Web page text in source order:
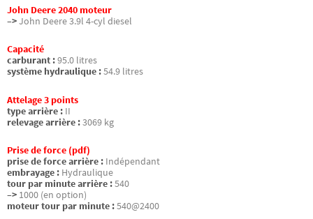
John Deere 2040 moteur
–>John Deere 3.9l 4-cyl diesel
Capacité
carburant :95.0 litres
système hydraulique :54.9 litres
Attelage 3 points
type arrière : II
relevage arrière :3069 kg
Prise de force (pdf)
prise de force arrière : Indépendant
embrayage : Hydraulique
tour par minute arrière :540
–> 1000 (en option)
moteur tour par minute :540@2400